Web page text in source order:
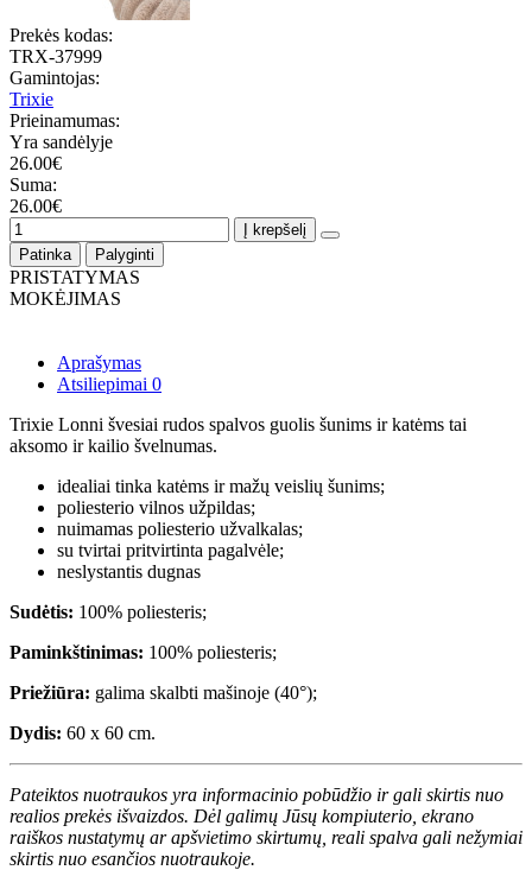
Prekės kodas:
TRX-37999
Gamintojas:
Trixie
Prieinamumas:
Yra sandėlyje
26.00€
Suma:
26.00€
Į krepšelį
Patinka
Palyginti
PRISTATYMAS
MOKĖJIMAS
Aprašymas
Atsiliepimai 0
Trixie Lonni švesiai rudos spalvos guolis šunims ir katėms tai
aksomo ir kailio švelnumas.
idealiai tinka katėms ir mažų veislių šunims;
poliesterio vilnos užpildas;
nuimamas poliesterio užvalkalas;
su tvirtai pritvirtinta pagalvėle;
neslystantis dugnas
Sudėtis: 100% poliesteris;
Paminkštinimas: 100% poliesteris;
Priežiūra: galima skalbti mašinoje (40°);
Dydis: 60 x 60 cm.
Pateiktos nuotraukos yra informacinio pobūdžio ir gali skirtis nuo
realios prekės išvaizdos. Dėl galimų Jūsų kompiuterio, ekrano
raiškos nustatymų ar apšvietimo skirtumų, reali spalva gali nežymiai
skirtis nuo esančios nuotraukoje.